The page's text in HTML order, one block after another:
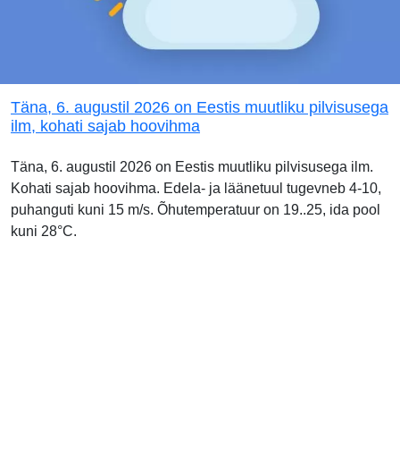
Täna, 6. augustil 2026 on Eestis muutliku pilvisusega
ilm, kohati sajab hoovihma
Täna, 6. augustil 2026 on Eestis muutliku pilvisusega ilm.
Kohati sajab hoovihma. Edela- ja läänetuul tugevneb 4-10,
puhanguti kuni 15 m/s. Õhutemperatuur on 19..25, ida pool
kuni 28°C.